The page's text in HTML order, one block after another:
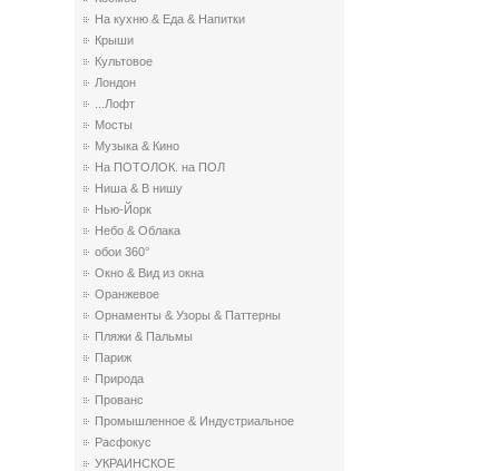
На кухню & Еда & Напитки
Крыши
Культовое
Лондон
...Лофт
Мосты
Музыка & Кино
На ПОТОЛОК. на ПОЛ
Ниша & В нишу
Нью-Йорк
Небо & Облака
обои 360°
Окно & Вид из окна
Оранжевое
Орнаменты & Узоры & Паттерны
Пляжи & Пальмы
Париж
Природа
Прованс
Промышленное & Индустриальное
Расфокус
УКРАИНСКОЕ